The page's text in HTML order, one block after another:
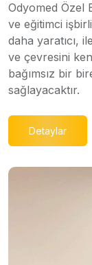
Odyomed Özel
ve eğitimci
daha yaratıcı,
ve çevresini
bağımsız bir
sağlayacaktır.
Detaylar